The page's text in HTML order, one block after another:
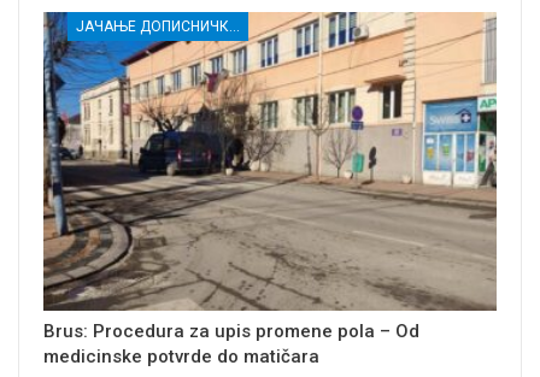
ЈАЧАЊЕ ДОПИСНИЧКЕ МРЕЖЕ НЕЗАВИСНИХ МЕДИЈА У РАСИНСКОМ ОКРУГУ
Brus: Procedura za upis promene pola – Od
medicinske potvrde do matičara